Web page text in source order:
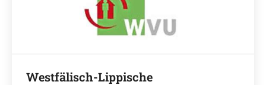
Westfälisch-Lippische